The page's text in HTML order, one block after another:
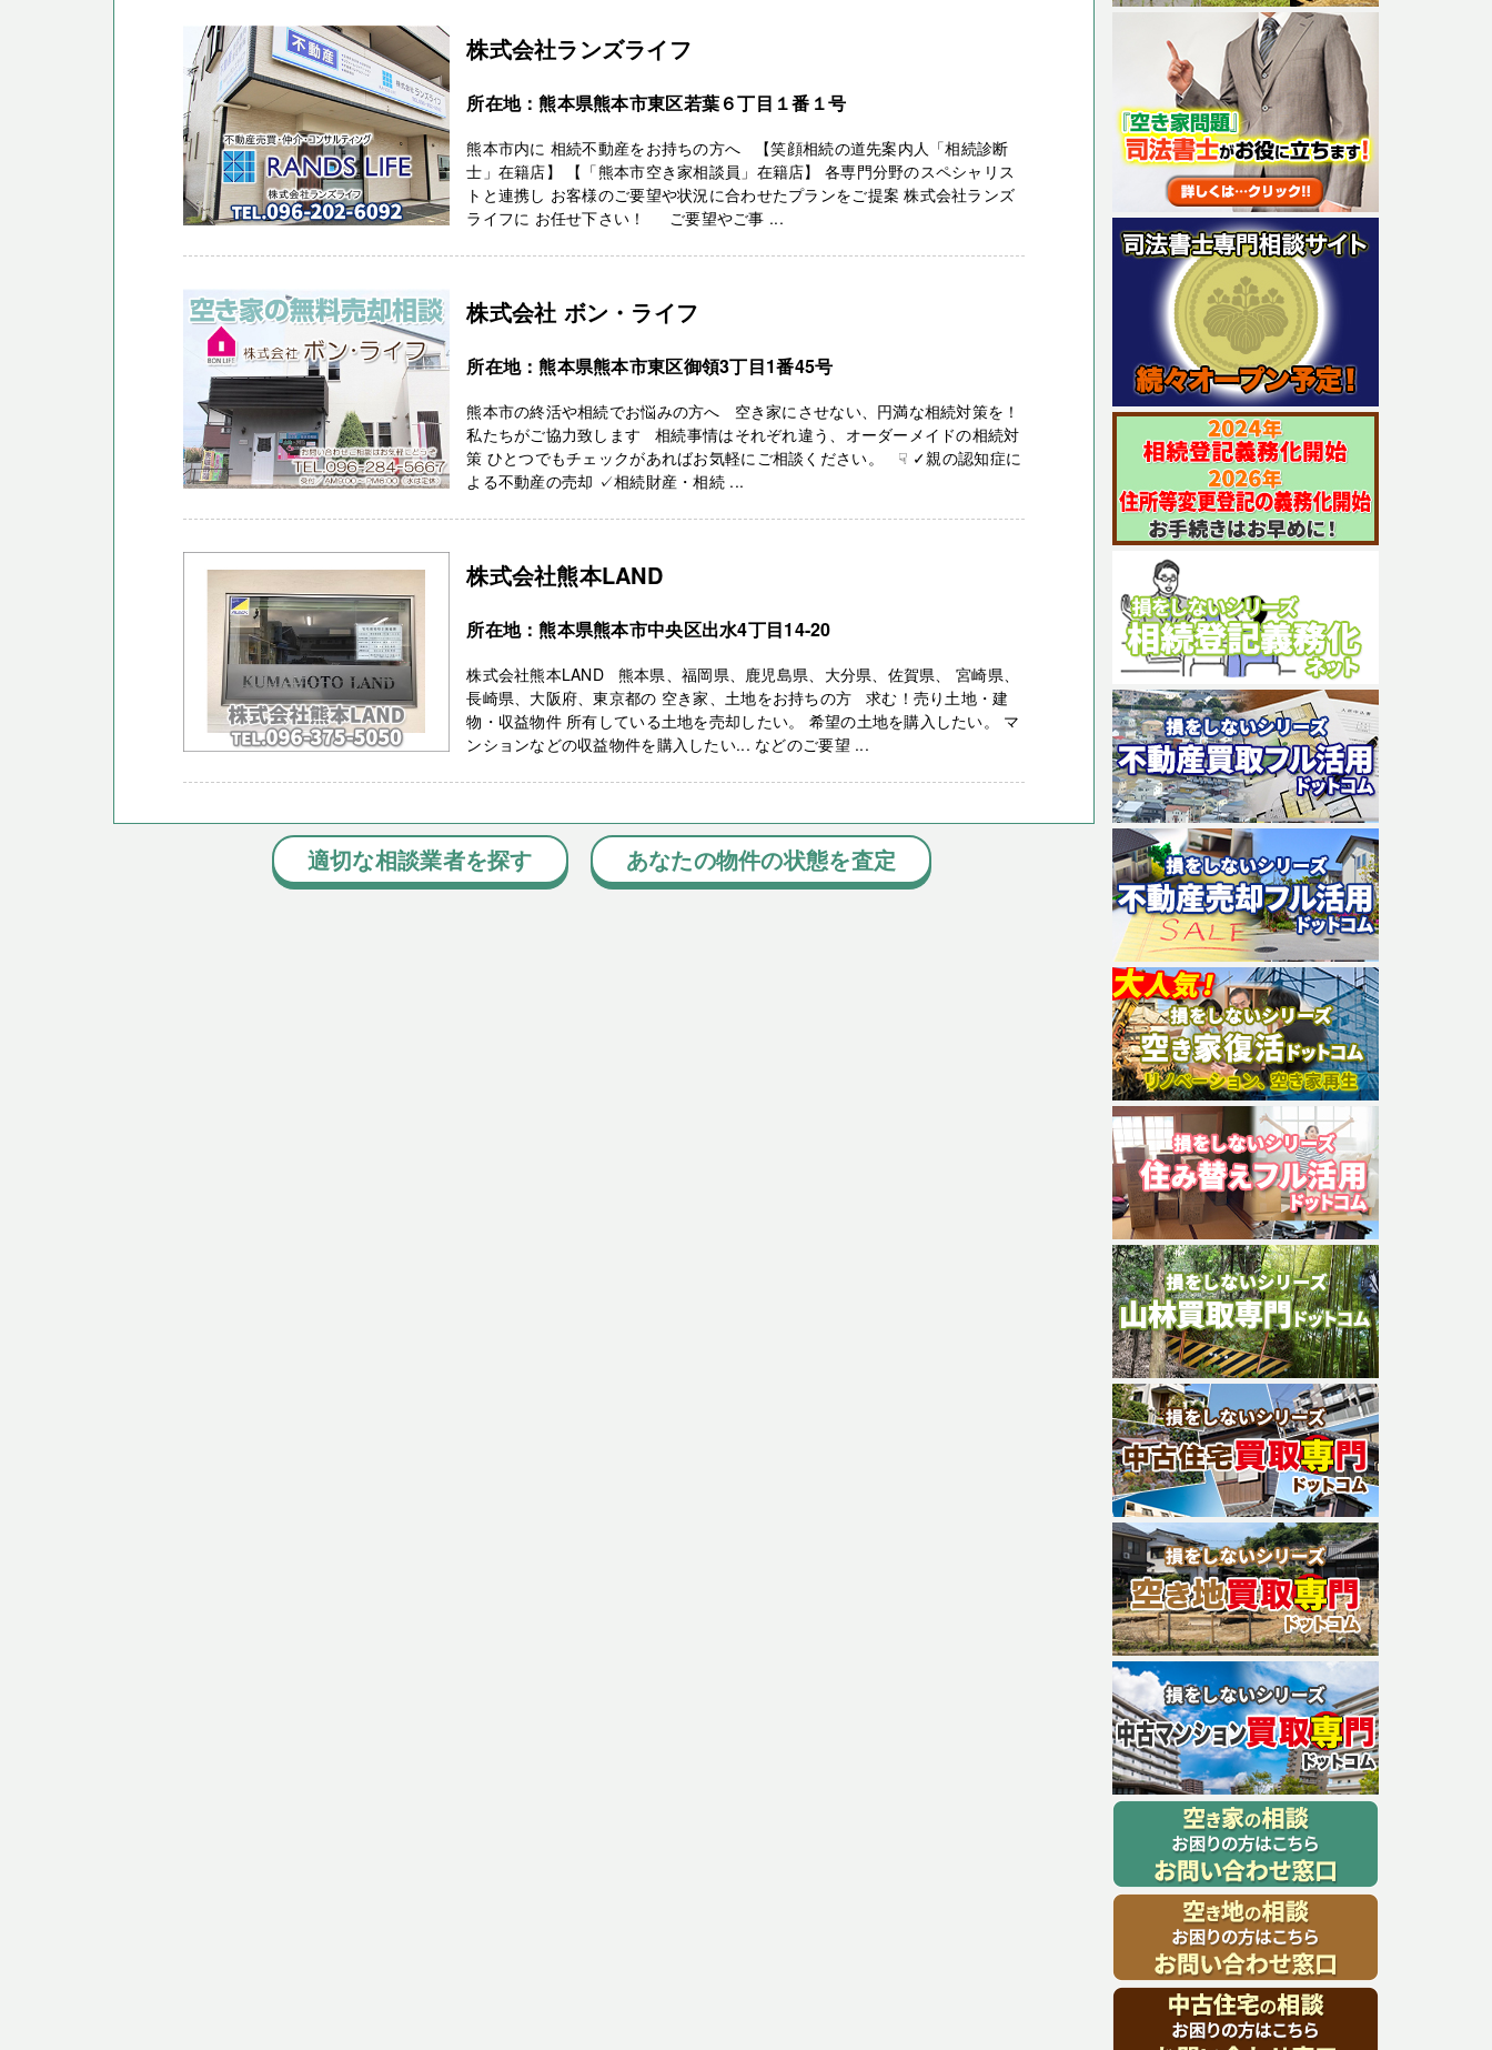
株式会社ランズライフ
所在地：熊本県熊本市東区若葉６丁目１番１号
熊本市内に 相続不動産をお持ちの方へ 【笑顔相続の道先案内人「相続診断
士」在籍店】 【「熊本市空き家相談員」在籍店】 各専門分野のスペシャリス
トと連携し お客様のご要望や状況に合わせたプランをご提案 株式会社ランズ
ライフに お任せ下さい！ ご要望やご事 ...
株式会社 ボン・ライフ
所在地：熊本県熊本市東区御領3丁目1番45号
熊本市の終活や相続でお悩みの方へ 空き家にさせない、円満な相続対策を！
私たちがご協力致します 相続事情はそれぞれ違う、オーダーメイドの相続対
策 ひとつでもチェックがあればお気軽にご相談ください。 ☟ ✓親の認知症に
よる不動産の売却 ✓相続財産・相続 ...
株式会社熊本LAND
所在地：熊本県熊本市中央区出水4丁目14-20
株式会社熊本LAND 熊本県、福岡県、鹿児島県、大分県、佐賀県、 宮崎県、
長崎県、大阪府、東京都の 空き家、土地をお持ちの方 求む！売り土地・建
物・収益物件 所有している土地を売却したい。 希望の土地を購入したい。 マ
ンションなどの収益物件を購入したい... などのご要望 ...
適切な相談業者を探す あなたの物件の状態を査定